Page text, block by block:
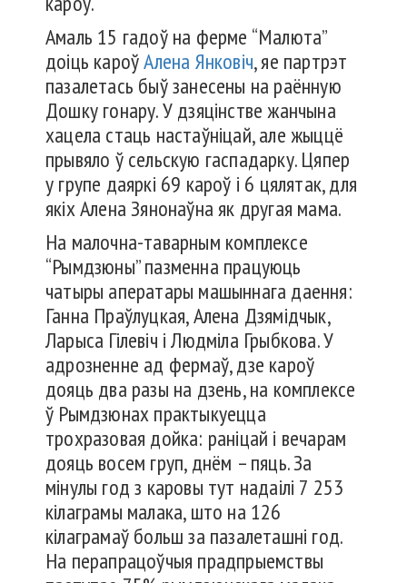
Амаль 15 гадоў на ферме “Малюта”
доіць кароўАлена Янковіч,яе партрэт
пазалетась быў занесены на раённую
Дошку гонару. У дзяцінстве жанчына
хацела стаць настаўніцай, але жыццё
прывяло ў сельскую гаспадарку. Цяпер
у групе даяркі 69 кароў і 6 цялятак, для
якіх Алена Зянонаўна як другая мама.
На малочна-таварным комплексе
“Рымдзюны” пазменна працуюць
чатыры аператары машыннага даення:
Ганна Праўлуцкая, Алена Дзямідчык,
Ларыса Гілевіч і Людміла Грыбкова. У
адрозненне ад фермаў, дзе кароў
дояць два разы на дзень, на комплексе
ў Рымдзюнах практыкуецца
трохразовая дойка: раніцай і вечарам
дояць восем груп, днём – пяць. За
мінулы год з каровы тут надаілі 7 253
кілаграмы малака, што на 126
кілаграмаў больш за пазалеташні год.
На перапрацоўчыя прадпрыемствы